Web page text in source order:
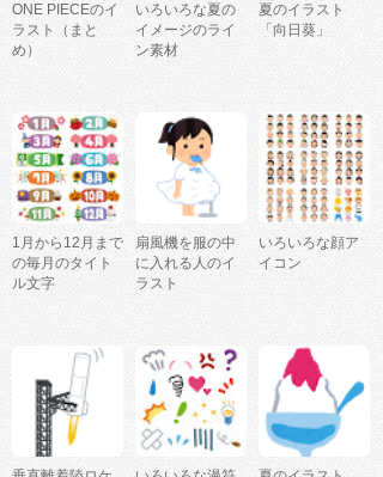
ONE PIECEのイ
ラスト（まと
め）
いろいろな夏の
イメージのライ
ン素材
夏のイラスト
「向日葵」
1月から12月まで
の毎月のタイト
ル文字
扇風機を服の中
に入れる人のイ
ラスト
いろいろな顔ア
イコン